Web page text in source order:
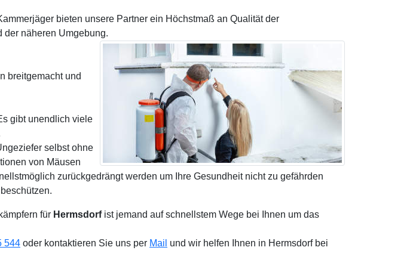
bieten unsere Partner ein Höchstmaß an Qualität der
der näheren Umgebung.
breitgemacht und
gibt unendlich viele
selbst ohne
von Mäusen
zurückgedrängt werden um Ihre Gesundheit nicht zu gefährden
für Hermsdorfist jemand auf schnellstem Wege bei Ihnen um das
544 oder kontaktieren Sie uns per Mail und wir helfen Ihnen in Hermsdorf bei